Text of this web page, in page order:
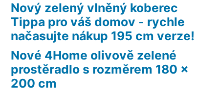
Nový zelený vlněný koberec
Tippa pro váš domov - rychle
načasujte nákup 195 cm verze!
Nové 4Home olivově zelené
prostěradlo s rozměrem 180 x
200 cm